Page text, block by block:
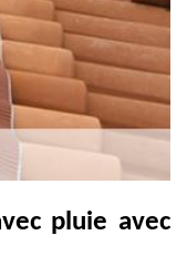
pluie avec